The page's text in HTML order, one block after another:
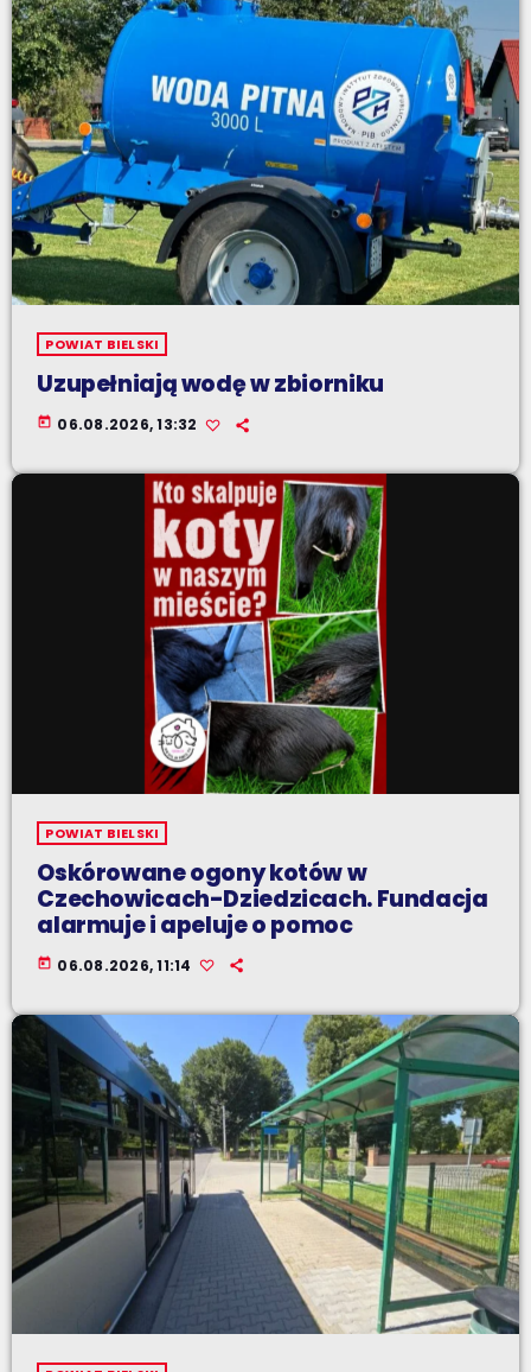
POWIAT BIELSKI
Uzupełniają wodę w zbiorniku
today 06.08.2026, 13:32
POWIAT BIELSKI
Oskórowane ogony kotów w
Czechowicach-Dziedzicach. Fundacja
alarmuje i apeluje o pomoc
today 06.08.2026, 11:14